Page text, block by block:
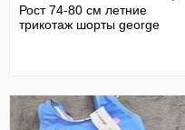
Рост 74-80 см летние
трикотаж шорты george